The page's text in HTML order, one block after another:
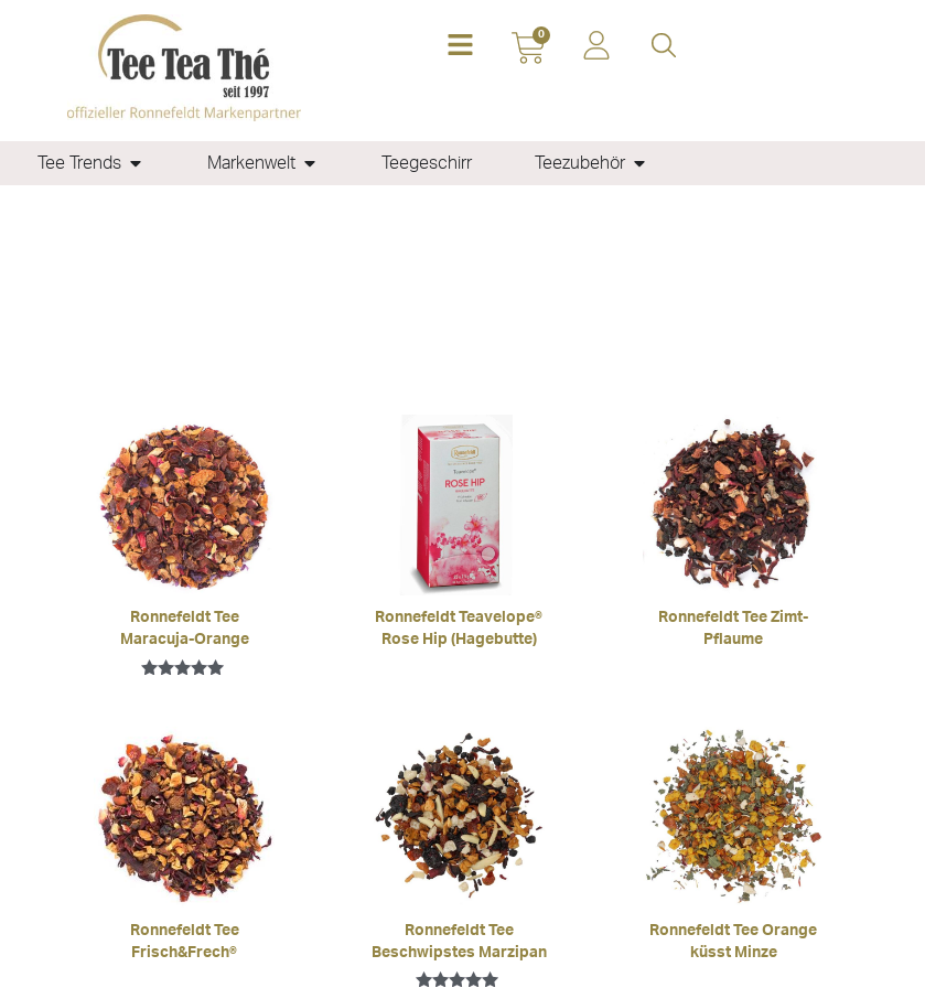
0
Tee Trends Markenwelt Teegeschirr Teezubehör
Ronnefeldt Tee
Maracuja-Orange
Ronnefeldt Teavelope®
Rose Hip (Hagebutte)
Ronnefeldt Tee Zimt-
Pflaume
Ronnefeldt Tee
Frisch&Frech®
Ronnefeldt Tee
Beschwipstes Marzipan
Ronnefeldt Tee Orange
küsst Minze